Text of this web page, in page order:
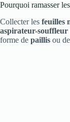
Pourquoi ramasser
Collecter les feuilles
aspirateur-souffleur
forme de paillis ou de